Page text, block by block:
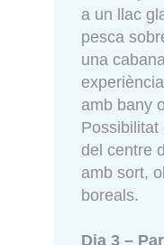
a un llac
pesca
una
amb bany
Possibilitat
del centre
amb sort,
boreals.
Dia 3 –